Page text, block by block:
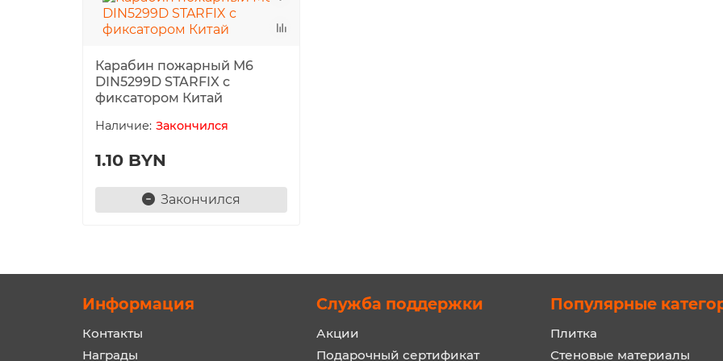
Карабин пожарный М6
DIN5299D STARFIX с
фиксатором Китай
Закончился
1.10 BYN
Закончился
Информация
Контакты
Награды
Служба поддержки
Акции
Подарочный сертификат
Популярные
Плитка
Стеновые материалы